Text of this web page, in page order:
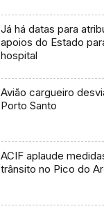
Já há datas para
apoios do Estado
hospital
Avião cargueiro
Porto Santo
ACIF aplaude
trânsito no Pico do